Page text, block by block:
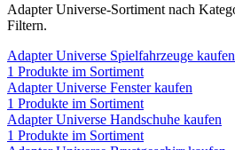
Adapter Universe-Sortiment nach
Filtern.
Adapter Universe Spielfahrzeuge kaufen
1 Produkte im Sortiment
Adapter Universe Fensterkaufen
1 Produkte im Sortiment
Adapter Universe Handschuhe kaufen
1 Produkte im Sortiment